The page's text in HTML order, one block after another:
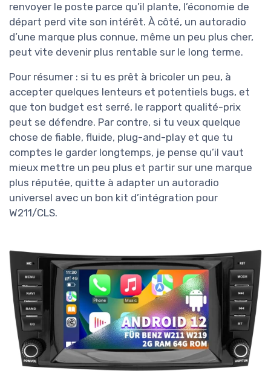
renvoyer le poste parce qu’il plante, l’économie de
départ perd vite son intérêt. À côté, un autoradio
d’une marque plus connue, même un peu plus cher,
peut vite devenir plus rentable sur le long terme.
Pour résumer : si tu es prêt à bricoler un peu, à
accepter quelques lenteurs et potentiels bugs, et
que ton budget est serré, le rapport qualité-prix
peut se défendre. Par contre, si tu veux quelque
chose de fiable, fluide, plug-and-play et que tu
comptes le garder longtemps, je pense qu’il vaut
mieux mettre un peu plus et partir sur une marque
plus réputée, quitte à adapter un autoradio
universel avec un bon kit d’intégration pour
W211/CLS.